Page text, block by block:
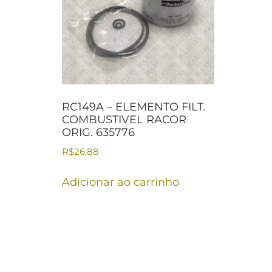
RC149A – ELEMENTO FILT.
COMBUSTIVEL RACOR
ORIG. 635776
R$26,88
Adicionar ao carrinho